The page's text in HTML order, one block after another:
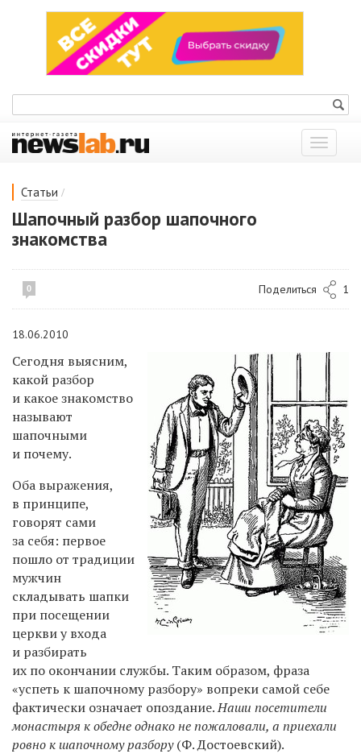
Показать
меню
Статьи /
Шапочный разбор шапочного
знакомства
0 Поделиться 1
18.06.2010
Сегодня выясним,
какой разбор
и какое знакомство
называют
шапочными
и почему.
Оба выражения,
в принципе,
говорят сами
за себя: первое
пошло от традиции
мужчин
складывать шапки
при посещении
церкви у входа
и разбирать
их по окончании службы. Таким образом, фраза
«успеть к шапочному разбору» вопреки самой себе
фактически означает опоздание.Наши посетители
монастыря к обедне однако не пожаловали, а приехали
ровно к шапочному разбору(Ф. Достоевский).